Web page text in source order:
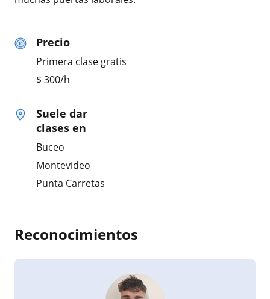
Precio
Primera clase gratis
$ 300/h
Suele dar
clases en
Buceo
Montevideo
Punta Carretas
Reconocimientos